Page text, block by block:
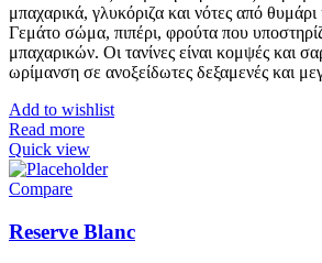
μπαχαρικά, γλυκόριζα και νότες από θυμάρι
Γεμάτο σώμα, πιπέρι, φρούτα που
μπαχαρικών. Οι τανίνες είναι κομψές και
ωρίμανση σε ανοξείδωτες δεξαμενές και
Add to wishlist
Read more
Quick view
Compare
Reserve Blanc